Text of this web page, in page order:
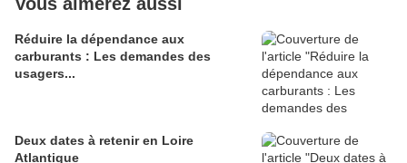
Réduire la dépendance aux
carburants : Les demandes des
usagers...
Deux dates à retenir en Loire
Atlantique